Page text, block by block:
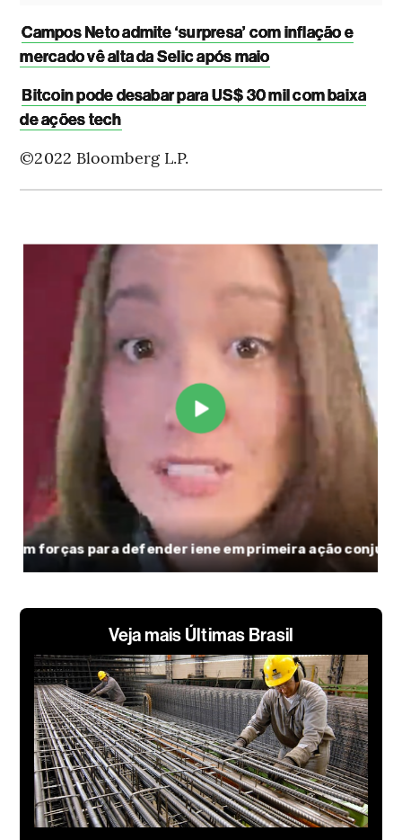
Campos Neto admite ‘surpresa’ com inflação e
mercado vê alta da Selic após maio
Bitcoin pode desabar para US$ 30 mil com baixa
de ações tech
©2022 Bloomberg L.P.
Veja mais Últimas Brasil